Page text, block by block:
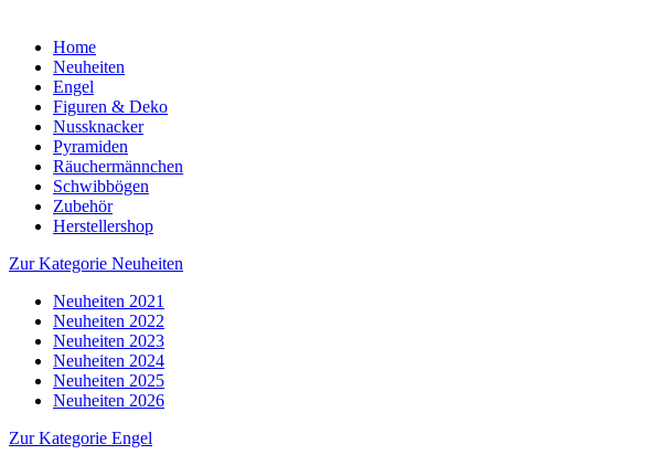
Home
Neuheiten
Engel
Figuren & Deko
Nussknacker
Pyramiden
Räuchermännchen
Schwibbögen
Zubehör
Herstellershop
Zur Kategorie Neuheiten
Neuheiten 2021
Neuheiten 2022
Neuheiten 2023
Neuheiten 2024
Neuheiten 2025
Neuheiten 2026
Zur Kategorie Engel